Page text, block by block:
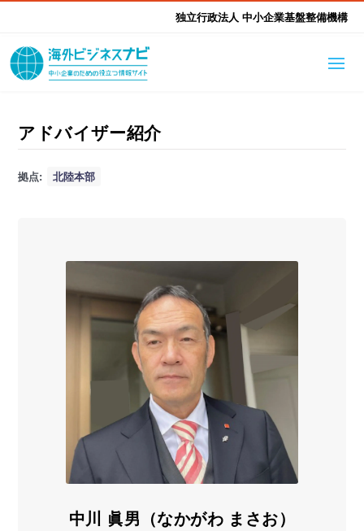
独立行政法人 中小企業基盤整備機構
海外ビジネスナビとは
はじめて海外
海外展開そもそも講座
進出・支援事例 調査レポート
東北本部
近畿本部
四国本部
九州本部 沖縄事務所
支援メニュー
海外展開アドバイス支援 支援機関相談
海外展開支援メニュー 関係機関のリンク集
アドバイザー紹介
拠点: 北陸本部
中川 眞男（なかがわ まさお）